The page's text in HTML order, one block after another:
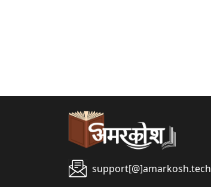
support[@]amarkosh.tech